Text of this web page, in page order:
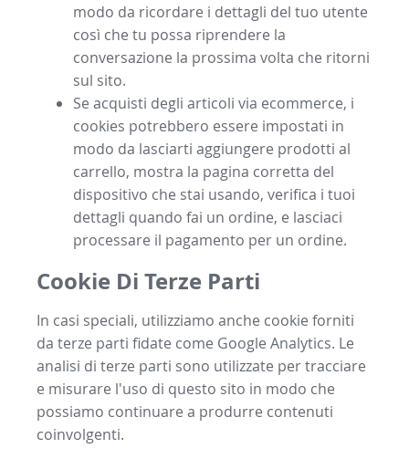
modo da ricordare i dettagli del tuo utente
così che tu possa riprendere la
conversazione la prossima volta che ritorni
sul sito.
Se acquisti degli articoli via ecommerce, i
cookies potrebbero essere impostati in
modo da lasciarti aggiungere prodotti al
carrello, mostra la pagina corretta del
dispositivo che stai usando, verifica i tuoi
dettagli quando fai un ordine, e lasciaci
processare il pagamento per un ordine.
Cookie Di Terze Parti
In casi speciali, utilizziamo anche cookie forniti
da terze parti fidate come Google Analytics. Le
analisi di terze parti sono utilizzate per tracciare
e misurare l'uso di questo sito in modo che
possiamo continuare a produrre contenuti
coinvolgenti.